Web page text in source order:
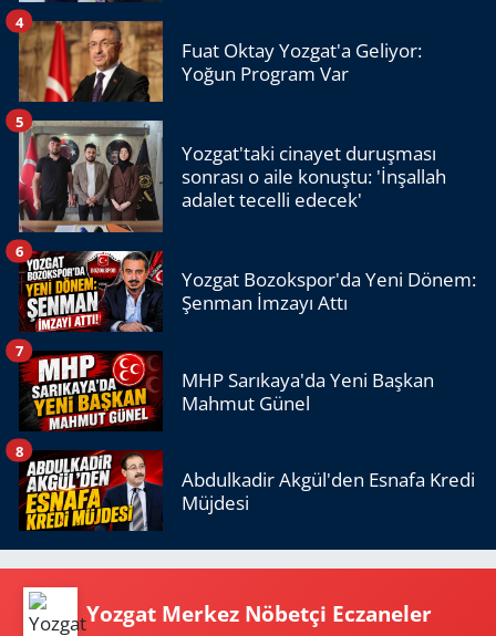
Fuat Oktay Yozgat'a Geliyor:
Yoğun Program Var
4
Yozgat'taki cinayet duruşması
sonrası o aile konuştu: 'İnşallah
adalet tecelli edecek'
5
Yozgat Bozokspor'da Yeni Dönem:
Şenman İmzayı Attı
6
MHP Sarıkaya'da Yeni Başkan
Mahmut Günel
7
Abdulkadir Akgül'den Esnafa Kredi
Müjdesi
8
Yozgat Merkez Nöbetçi Eczaneler